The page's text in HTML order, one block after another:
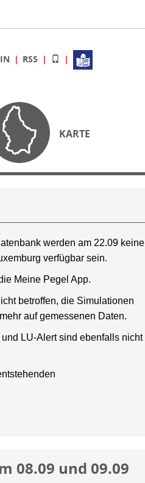
RSS
KARTE
werden am 22.09 keine
verfügbar sein.
Meine Pegel App.
betroffen, die Simulationen
auf gemessenen Daten.
LU-Alert sind ebenfalls nicht
08.09 und 09.09